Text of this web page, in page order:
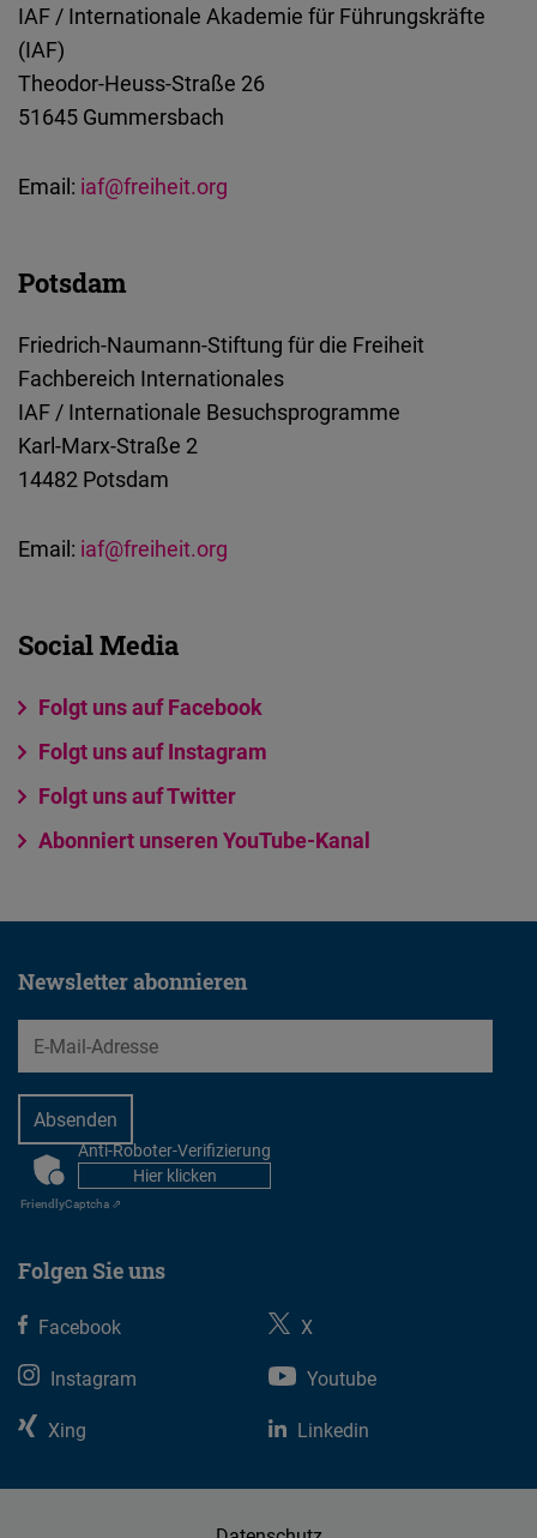
IAF / Internationale Akademie für Führungskräfte
(IAF)
Theodor-Heuss-Straße 26
51645 Gummersbach
Email: iaf@freiheit.org
Potsdam
Friedrich-Naumann-Stiftung für die Freiheit
Fachbereich Internationales
IAF / Internationale Besuchsprogramme
Karl-Marx-Straße 2
14482 Potsdam
Email: iaf@freiheit.org
Social Media
Folgt uns auf Facebook
Folgt uns auf Instagram
Folgt uns auf Twitter
Abonniert unseren YouTube-Kanal
Newsletter abonnieren
EMail
CAPTCHAAnti-Roboter-Verifizierung
Hier klicken
FriendlyCaptcha ⇗
Folgen Sie uns
Facebook
X
Instagram
Youtube
Xing
Linkedin